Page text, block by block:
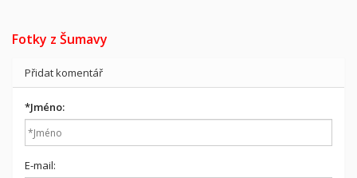
Fotky z Šumavy
Přidat komentář
*Jméno:
E-mail: